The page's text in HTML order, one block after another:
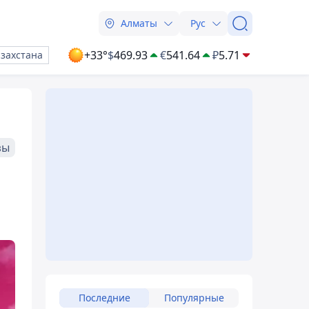
Алматы Рус
+33°$469.93 €541.64 ₽5.71
Последние Популярные